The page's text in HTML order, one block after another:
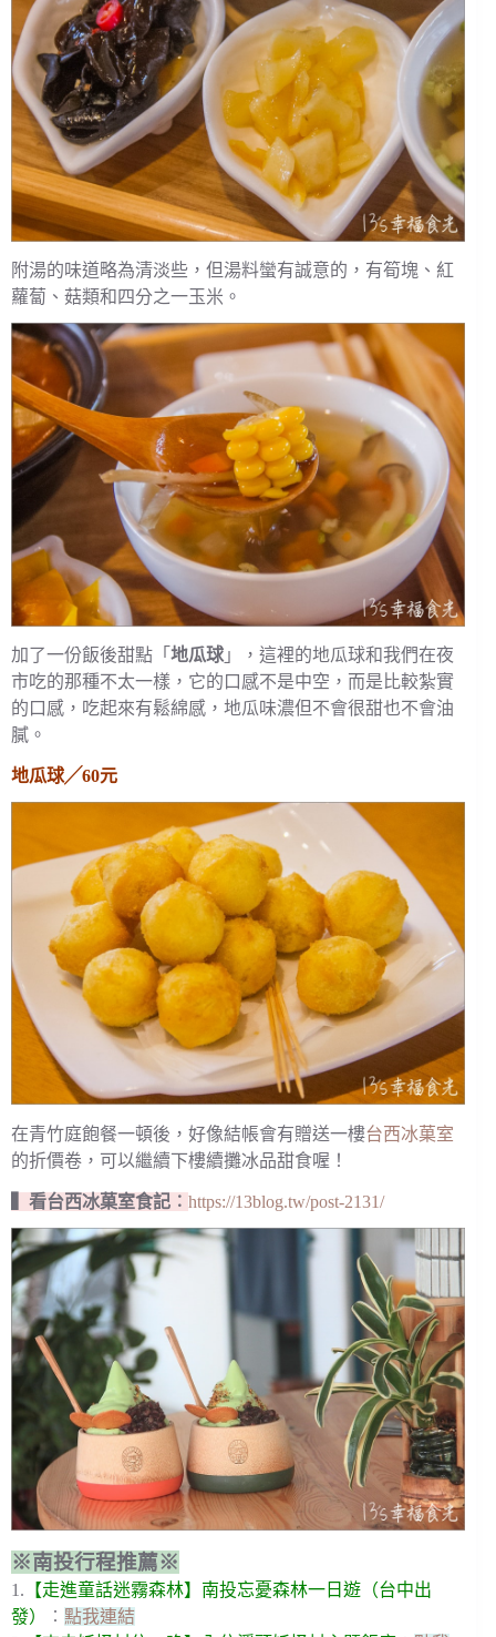
附湯的味道略為清淡些，但湯料蠻有誠意的，有筍塊、紅
蘿蔔、菇類和四分之一玉米。
加了一份飯後甜點「 地瓜球 」，這裡的地瓜球和我們在夜
市吃的那種不太一樣，它的口感不是中空，而是比較紮實
的口感，吃起來有鬆綿感，地瓜味濃但不會很甜也不會油
膩。
地瓜球╱60元
在青竹庭飽餐一頓後，好像結帳會有贈送一樓台西冰菓室
的折價卷，可以繼續下樓續攤冰品甜食喔！
▍看台西冰菓室食記︰ https://13blog.tw/post-2131/
※南投行程推薦※
1. 【走進童話迷霧森林】南投忘憂森林一日遊（台中出
發）
︰ 點我連結